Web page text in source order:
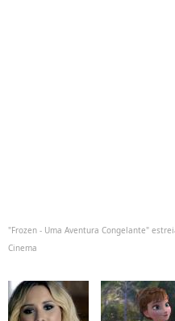
"Frozen - Uma Aventura Congelante"
Cinema